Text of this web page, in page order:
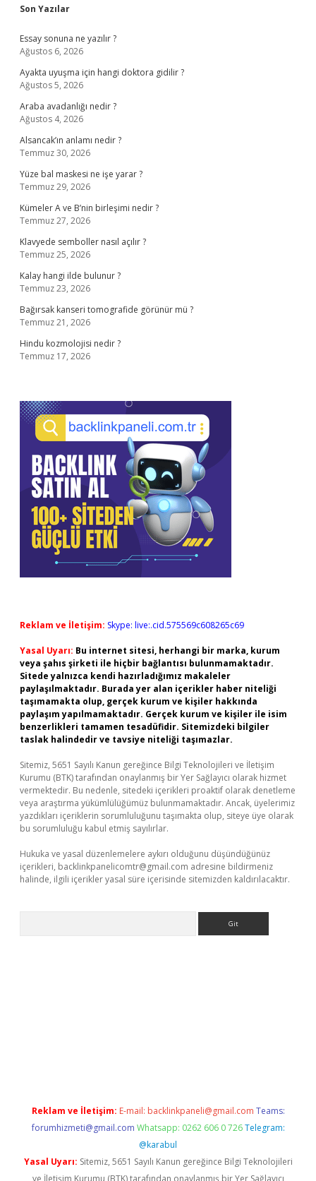
Sidebar
Son Yazılar
Essay sonuna ne yazılır ?
Ağustos 6, 2026
Ayakta uyuşma için hangi doktora gidilir ?
Ağustos 5, 2026
Araba avadanlığı nedir ?
Ağustos 4, 2026
Alsancak’ın anlamı nedir ?
Temmuz 30, 2026
Yüze bal maskesi ne işe yarar ?
Temmuz 29, 2026
Kümeler A ve B’nin birleşimi nedir ?
Temmuz 27, 2026
Klavyede semboller nasıl açılır ?
Temmuz 25, 2026
Kalay hangi ilde bulunur ?
Temmuz 23, 2026
Bağırsak kanseri tomografide görünür mü ?
Temmuz 21, 2026
Hindu kozmolojisi nedir ?
Temmuz 17, 2026
Reklam ve İletişim: Skype: live:.cid.575569c608265c69
Yasal Uyarı: Bu internet sitesi, herhangi bir marka, kurum
veya şahıs şirketi ile hiçbir bağlantısı bulunmamaktadır.
Sitede yalnızca kendi hazırladığımız makaleler
paylaşılmaktadır. Burada yer alan içerikler haber niteliği
taşımamakta olup, gerçek kurum ve kişiler hakkında
paylaşım yapılmamaktadır. Gerçek kurum ve kişiler ile isim
benzerlikleri tamamen tesadüfidir. Sitemizdeki bilgiler
taslak halindedir ve tavsiye niteliği taşımazlar.
Sitemiz, 5651 Sayılı Kanun gereğince Bilgi Teknolojileri ve İletişim
Kurumu (BTK) tarafından onaylanmış bir Yer Sağlayıcı olarak hizmet
vermektedir. Bu nedenle, sitedeki içerikleri proaktif olarak denetleme
veya araştırma yükümlülüğümüz bulunmamaktadır. Ancak, üyelerimiz
yazdıkları içeriklerin sorumluluğunu taşımakta olup, siteye üye olarak
bu sorumluluğu kabul etmiş sayılırlar.
Hukuka ve yasal düzenlemelere aykırı olduğunu düşündüğünüz
içerikleri, backlinkpanelicomtr@gmail.com adresine bildirmeniz
halinde, ilgili içerikler yasal süre içerisinde sitemizden kaldırılacaktır.
Reklam ve İletişim: E-mail: backlinkpaneli@gmail.com Teams:
forumhizmeti@gmail.com Whatsapp: 0262 606 0 726 Telegram:
@karabul
Yasal Uyarı: Sitemiz, 5651 Sayılı Kanun gereğince Bilgi Teknolojileri
ve İletişim Kurumu (BTK) tarafından onaylanmış bir Yer Sağlayıcı